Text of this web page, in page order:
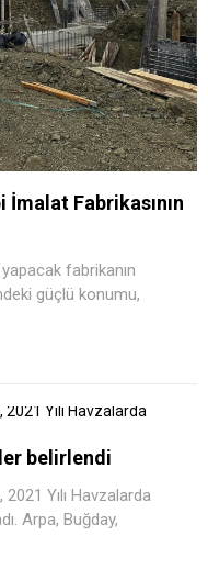
İmalat Fabrikasının
fabrikanın
güçlü konumu,
belirlendi
Yılı Havzalarda
Arpa, Buğday,